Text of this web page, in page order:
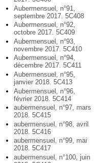
Aubermensuel, n°91,
septembre 2017. 5C408
Aubermensuel, n°92,
octobre 2017. 5C409
Aubermensuel, n°93,
novembre 2017. 5C410
Aubermensuel, n°94,
décembre 2017. 5C411
Aubermensuel, n°95,
janvier 2018. 5C413
Aubermensuel, n°96,
février 2018. 5C414
aubermensuel, n°97, mars
2018. 5C415
aubermensuel, n°98, avril
2018. 5C416
aubermensuel, n°99, mai
2018. 5C417
aubermensuel, n°100, juin